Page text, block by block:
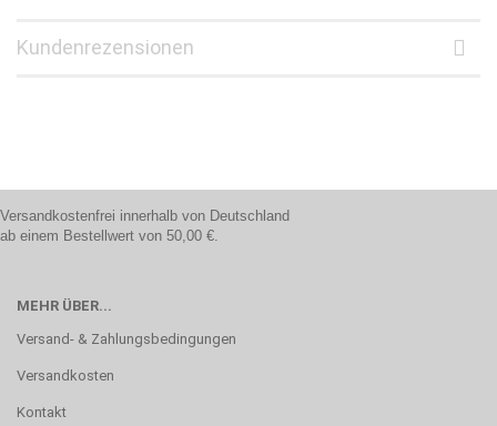
Kundenrezensionen
Versandkostenfrei innerhalb von Deutschland
ab einem Bestellwert von 50,00 €.
MEHR ÜBER...
Versand- & Zahlungsbedingungen
Versandkosten
Kontakt